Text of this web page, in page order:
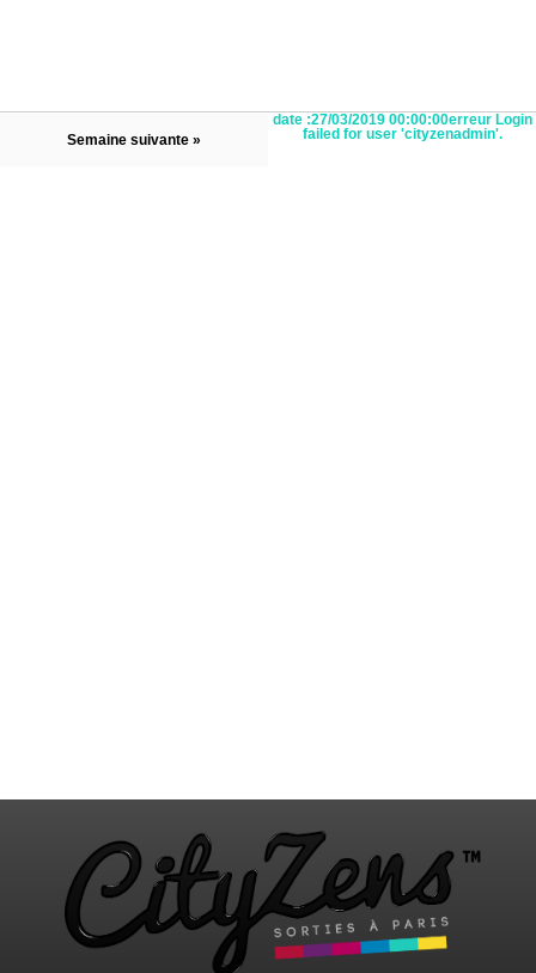
Semaine suivante
date :27/03/2019 00:00:00erreur Login
failed for user 'cityzenadmin'.